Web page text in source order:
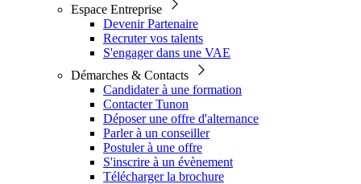
Espace Entreprise
Devenir Partenaire
Recruter vos talents
S'engager dans une VAE
Démarches & Contacts
Candidater à une formation
Contacter Tunon
Déposer une offre d'alternance
Parler à un conseiller
Postuler à une offre
S'inscrire à un évènement
Télécharger la brochure